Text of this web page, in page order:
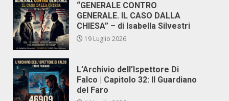
“GENERALE CONTRO
GENERALE. IL CASO DALLA
CHIESA” – di Isabella Silvestri
19 Luglio 2026
L’Archivio dell’Ispettore Di
Falco | Capitolo 32: Il Guardiano
del Faro